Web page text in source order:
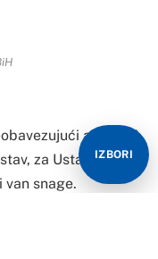
akti, koji
za Ustavni sud
van snage.
IZBORI